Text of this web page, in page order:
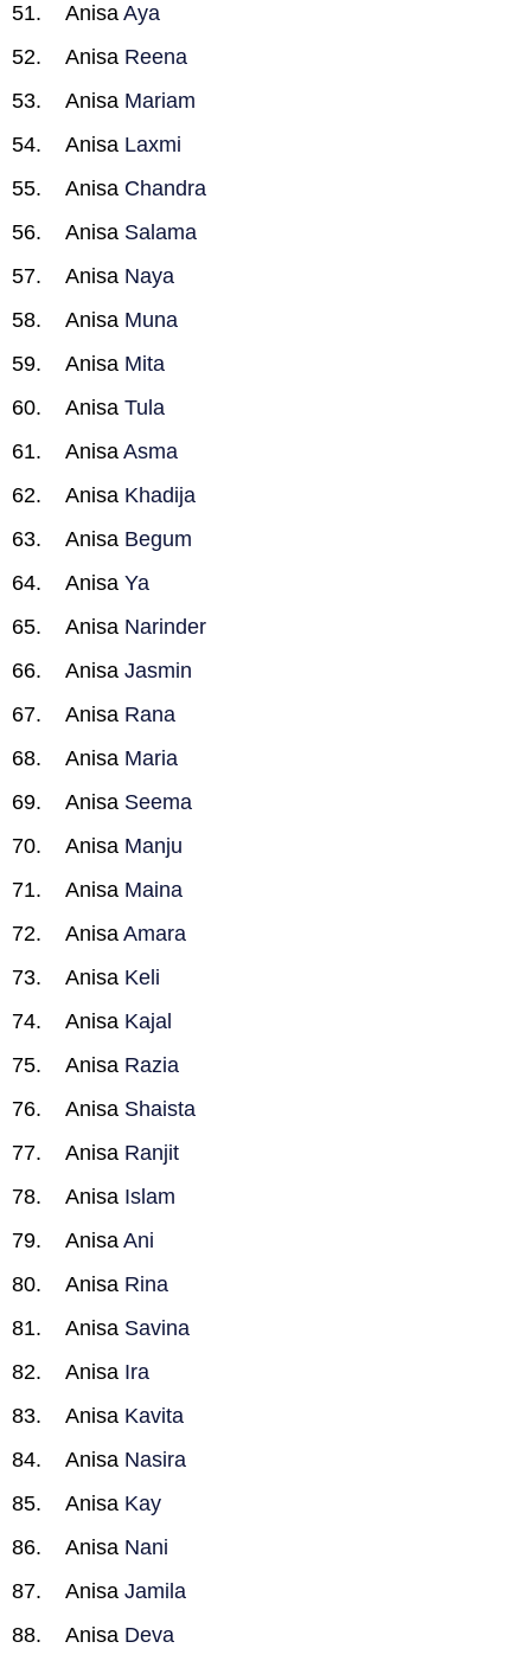
Anisa Aya
Anisa Reena
Anisa Mariam
Anisa Laxmi
Anisa Chandra
Anisa Salama
Anisa Naya
Anisa Muna
Anisa Mita
Anisa Tula
Anisa Asma
Anisa Khadija
Anisa Begum
Anisa Ya
Anisa Narinder
Anisa Jasmin
Anisa Rana
Anisa Maria
Anisa Seema
Anisa Manju
Anisa Maina
Anisa Amara
Anisa Keli
Anisa Kajal
Anisa Razia
Anisa Shaista
Anisa Ranjit
Anisa Islam
Anisa Ani
Anisa Rina
Anisa Savina
Anisa Ira
Anisa Kavita
Anisa Nasira
Anisa Kay
Anisa Nani
Anisa Jamila
Anisa Deva